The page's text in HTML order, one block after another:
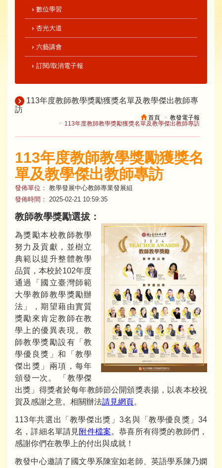
數位學習
杏光大道
六藝講會
訂閱/取消電子報
113年度教師教學獎勵獲獎名單及教學傑出教師專
訪
首頁
教發電子報
113年度教師教學獎勵獲獎名單及教學傑出教師專訪
113年度教師教學獎勵獲獎名
單及教學傑出教師專訪
發佈單位： 教學發展中心教師專業發展組
發佈時間：
2025-02-21 10:59:35
教師教學獎勵選拔：
為獎勵本校教師教學
努力及貢獻，並樹立
典範以提升整體教學
品質，本校於102年度
通過「國立臺灣師範
大學教師教學獎勵辦
法」，期望藉由實質
獎勵來肯定教師在教
學上的優異表現。教
師教學獎勵設有「教
學優良獎」和「教學
傑出獎」兩項，每年
頒發一次。 「教學傑
出獎」得獎者於每年教師節公開頒獎表揚，以表本校祝
賀及感謝之意。相關辦法請見網頁。
113年共選出「教學傑出獎」3名與「教學優良獎」34
名，詳細名單請見附件檔案。恭喜所有得獎的教師們，
感謝你們在教學上的付出與成就！
教發中心邀請了國文學系陳室如老師、英語學系陳乃嫻